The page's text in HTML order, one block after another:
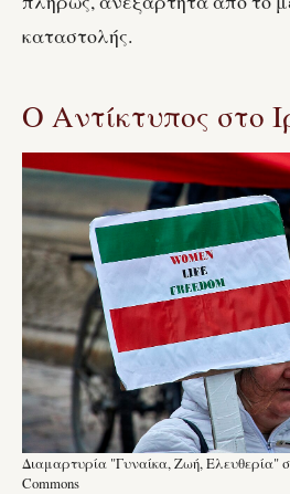
καταστολής.
Ο Αντίκτυπος στο
Διαμαρτυρία "Γυναίκα, Ζωή, Ελευθερία"
Commons